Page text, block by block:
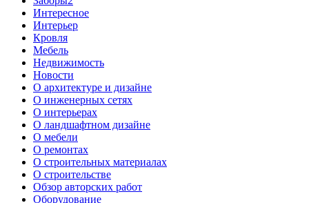
Интересное
Интерьер
Кровля
Мебель
Недвижимость
Новости
О архитектуре и дизайне
О инженерных сетях
О интерьерах
О ландшафтном дизайне
О мебели
О ремонтах
О строительных материалах
О строительстве
Обзор авторских работ
Оборудование